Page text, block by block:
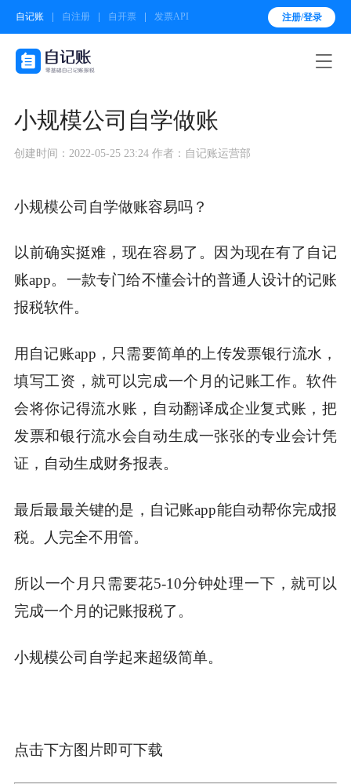
自记账 自注册 自开票 发票API 注册/登录

小规模公司自学做账
创建时间：2022-05-25 23:24 作者：自记账运营部
小规模公司自学做账容易吗？
以前确实挺难，现在容易了。因为现在有了自记
账app。一款专门给不懂会计的普通人设计的记账
报税软件。
用自记账app，只需要简单的上传发票银行流水，
填写工资，就可以完成一个月的记账工作。软件
会将你记得流水账，自动翻译成企业复式账，把
发票和银行流水会自动生成一张张的专业会计凭
证，自动生成财务报表。
最后最最关键的是，自记账app能自动帮你完成报
税。人完全不用管。
所以一个月只需要花5-10分钟处理一下，就可以
完成一个月的记账报税了。
小规模公司自学起来超级简单。
点击下方图片即可下载